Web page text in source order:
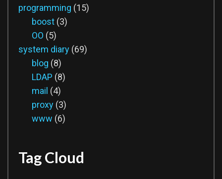
programming (15)
boost (3)
OO (5)
system diary (69)
blog (8)
LDAP (8)
mail (4)
proxy (3)
www (6)
Tag Cloud